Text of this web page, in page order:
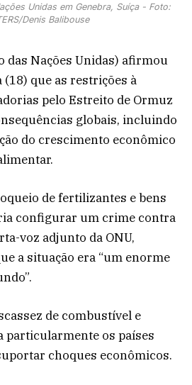
Unidas em Genebra, Suíça - Foto:
Denis Balibouse
das Nações Unidas) afirmou
que as restrições à
pelo Estreito de Ormuz
globais, incluindo
do crescimento econômico
de fertilizantes e bens
configurar um crime contra
voz adjunto da ONU,
a situação era “um enorme
de combustível e
particularmente os países
choques econômicos.